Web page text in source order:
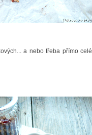
a nebo třeba přímo celé